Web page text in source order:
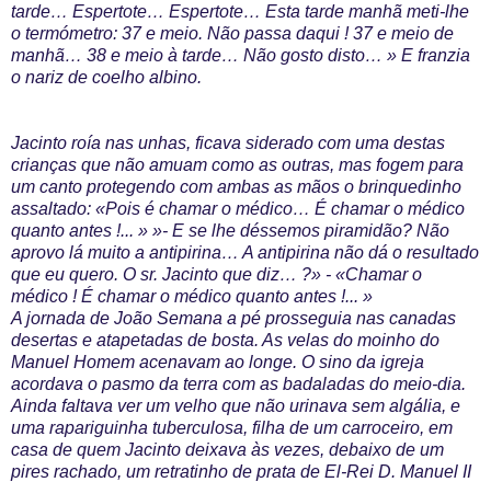
tarde… Espertote… Espertote… Esta tarde manhã meti-lhe
o termómetro: 37 e meio. Não passa daqui ! 37 e meio de
manhã… 38 e meio à tarde… Não gosto disto… » E franzia
o nariz de coelho albino.
Jacinto roía nas unhas, ficava siderado com uma destas
crianças que não amuam como as outras, mas fogem para
um canto protegendo com ambas as mãos o brinquedinho
assaltado: «Pois é chamar o médico… É chamar o médico
quanto antes !... » »- E se lhe déssemos piramidão? Não
aprovo lá muito a antipirina… A antipirina não dá o resultado
que eu quero. O sr. Jacinto que diz… ?» - «Chamar o
médico ! É chamar o médico quanto antes !... »
A jornada de João Semana a pé prosseguia nas canadas
desertas e atapetadas de bosta. As velas do moinho do
Manuel Homem acenavam ao longe. O sino da igreja
acordava o pasmo da terra com as badaladas do meio-dia.
Ainda faltava ver um velho que não urinava sem algália, e
uma rapariguinha tuberculosa, filha de um carroceiro, em
casa de quem Jacinto deixava às vezes, debaixo de um
pires rachado, um retratinho de prata de El-Rei D. Manuel II